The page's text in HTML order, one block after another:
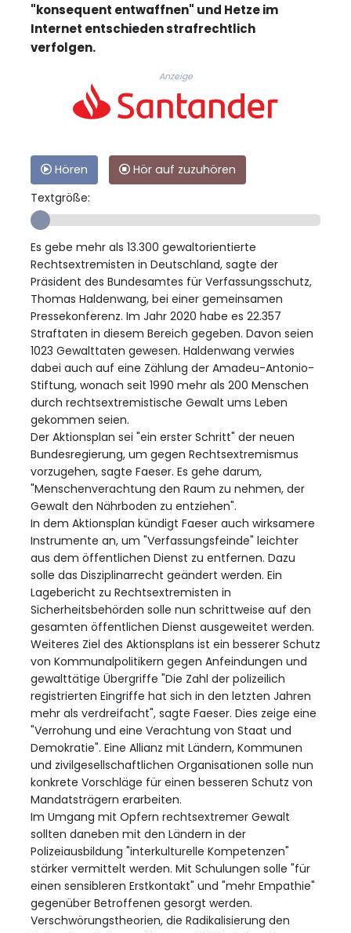
"konsequent entwaffnen" und Hetze im
Internet entschieden strafrechtlich
verfolgen.
Anzeige
Hören
Hör auf zuzuhören
Textgröße:
Es gebe mehr als 13.300 gewaltorientierte
Rechtsextremisten in Deutschland, sagte der
Präsident des Bundesamtes für Verfassungsschutz,
Thomas Haldenwang, bei einer gemeinsamen
Pressekonferenz. Im Jahr 2020 habe es 22.357
Straftaten in diesem Bereich gegeben. Davon seien
1023 Gewalttaten gewesen. Haldenwang verwies
dabei auch auf eine Zählung der Amadeu-Antonio-
Stiftung, wonach seit 1990 mehr als 200 Menschen
durch rechtsextremistische Gewalt ums Leben
gekommen seien.
Der Aktionsplan sei "ein erster Schritt" der neuen
Bundesregierung, um gegen Rechtsextremismus
vorzugehen, sagte Faeser. Es gehe darum,
"Menschenverachtung den Raum zu nehmen, der
Gewalt den Nährboden zu entziehen".
In dem Aktionsplan kündigt Faeser auch wirksamere
Instrumente an, um "Verfassungsfeinde" leichter
aus dem öffentlichen Dienst zu entfernen. Dazu
solle das Disziplinarrecht geändert werden. Ein
Lagebericht zu Rechtsextremisten in
Sicherheitsbehörden solle nun schrittweise auf den
gesamten öffentlichen Dienst ausgeweitet werden.
Weiteres Ziel des Aktionsplans ist ein besserer Schutz
von Kommunalpolitikern gegen Anfeindungen und
gewalttätige Übergriffe "Die Zahl der polizeilich
registrierten Eingriffe hat sich in den letzten Jahren
mehr als verdreifacht", sagte Faeser. Dies zeige eine
"Verrohung und eine Verachtung von Staat und
Demokratie". Eine Allianz mit Ländern, Kommunen
und zivilgesellschaftlichen Organisationen solle nun
konkrete Vorschläge für einen besseren Schutz von
Mandatsträgern erarbeiten.
Im Umgang mit Opfern rechtsextremer Gewalt
sollten daneben mit den Ländern in der
Polizeiausbildung "interkulturelle Kompetenzen"
stärker vermittelt werden. Mit Schulungen solle "für
einen sensibleren Erstkontakt" und "mehr Empathie"
gegenüber Betroffenen gesorgt werden.
Verschwörungstheorien, die Radikalisierung den